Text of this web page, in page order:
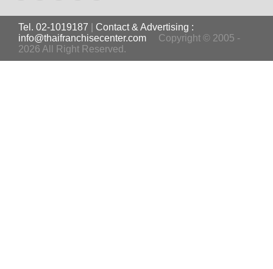
Tel. 02-1019187
Contact & Advertising :
info@thaifranchisecenter.com
Copyright © 2005 -
2026 All Right Reserved.